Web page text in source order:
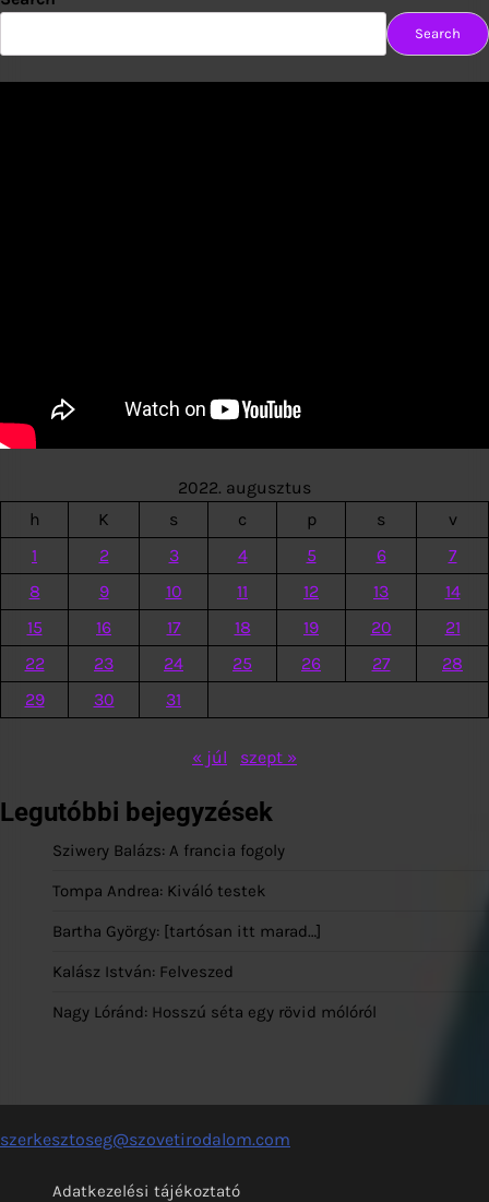
Search
2022. augusztus
h
K s c p s
v
1
2 3 4 5 6
7
8
9 10 11 12 13
14
15
16 17 18 19 20
21
22
23 24 25 26 27
28
29
30 31
« júl szept »
Legutóbbi bejegyzések
Sziwery Balázs: A francia fogoly
Tompa Andrea: Kiváló testek
Bartha György: [tartósan itt marad…]
Kalász István: Felveszed
Nagy Lóránd: Hosszú séta egy rövid mólóról
szerkesztoseg@szovetirodalom.com
Adatkezelési tájékoztató